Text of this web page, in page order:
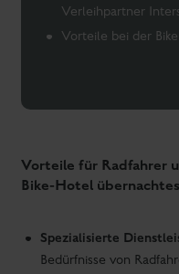
Verleihpartner
Vorteile bei der
Vorteile für Radfahrer
Bike-Hotel
Spezialisierte
Bedürfnisse von